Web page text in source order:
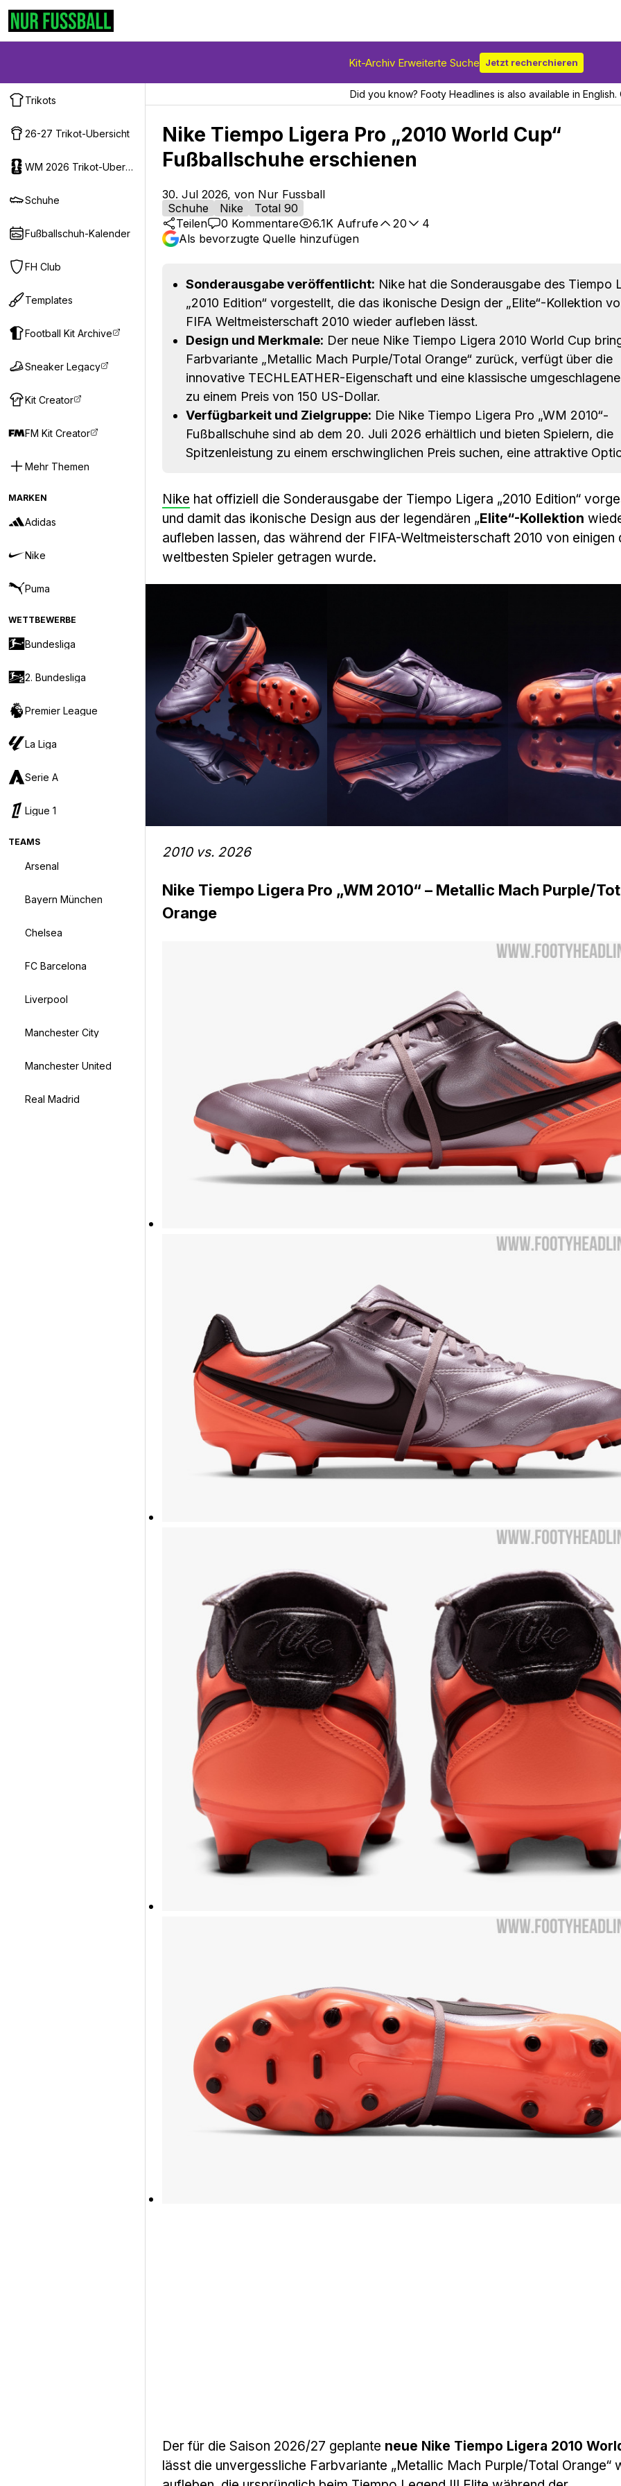
Kit-Archiv Erweiterte Suche Jetzt recherchieren
Trikots
26-27 Trikot-Ubersicht
WM 2026 Trikot-Ubersicht
Schuhe
Fußballschuh-Kalender
FH Club
Templates
Football Kit Archive
Sneaker Legacy
Kit Creator
FM Kit Creator
Mehr Themen
MARKEN
Adidas
Nike
Puma
WETTBEWERBE
Bundesliga
2. Bundesliga
Premier League
La Liga
Serie A
Ligue 1
TEAMS
Arsenal
Bayern München
Chelsea
FC Barcelona
Liverpool
Manchester City
Manchester United
Real Madrid
Did you know? Footy Headlines is also available in
Nike Tiempo Ligera Pro „2010 World Cup“
Fußballschuhe erschienen
30. Jul 2026, von Nur Fussball
Schuhe
Nike
Total 90
Teilen
0 Kommentare 6.1K Aufrufe 20
4
Als bevorzugte Quelle hinzufügen
Sonderausgabe veröffentlicht: Nike hat die Sonderausgabe des Tiempo
„2010 Edition“ vorgestellt, die das ikonische Design der „Elite“-Kollektion
FIFA Weltmeisterschaft 2010 wieder aufleben lässt.
Design und Merkmale: Der neue Nike Tiempo Ligera 2010 World Cup
Farbvariante „Metallic Mach Purple/Total Orange“ zurück, verfügt über die
innovative TECHLEATHER-Eigenschaft und eine klassische
zu einem Preis von 150 US-Dollar.
Verfügbarkeit und Zielgruppe: Die Nike Tiempo Ligera Pro „WM 2010“-
Fußballschuhe sind ab dem 20. Juli 2026 erhältlich und bieten Spielern, die
Spitzenleistung zu einem erschwinglichen Preis suchen, eine attraktive
Nike hat offiziell die Sonderausgabe der Tiempo Ligera „2010 Edition“
und damit das ikonische Design aus der legendären „Elite“-Kollektion
aufleben lassen, das während der FIFA-Weltmeisterschaft 2010 von einigen
weltbesten Spieler getragen wurde.
2010 vs. 2026
Nike Tiempo Ligera Pro „WM 2010“ – Metallic Mach Purple/
Orange
Der für die Saison 2026/27 geplante neue Nike Tiempo Ligera 2010
lässt die unvergessliche Farbvariante „Metallic Mach Purple/Total Orange“